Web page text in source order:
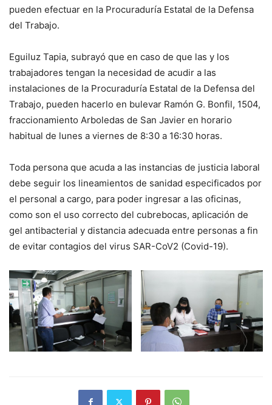
pueden efectuar en la Procuraduría Estatal de la Defensa
del Trabajo.
Eguiluz Tapia, subrayó que en caso de que las y los
trabajadores tengan la necesidad de acudir a las
instalaciones de la Procuraduría Estatal de la Defensa del
Trabajo, pueden hacerlo en bulevar Ramón G. Bonfil, 1504,
fraccionamiento Arboledas de San Javier en horario
habitual de lunes a viernes de 8:30 a 16:30 horas.
Toda persona que acuda a las instancias de justicia laboral
debe seguir los lineamientos de sanidad especificados por
el personal a cargo, para poder ingresar a las oficinas,
como son el uso correcto del cubrebocas, aplicación de
gel antibacterial y distancia adecuada entre personas a fin
de evitar contagios del virus SAR-CoV2 (Covid-19).